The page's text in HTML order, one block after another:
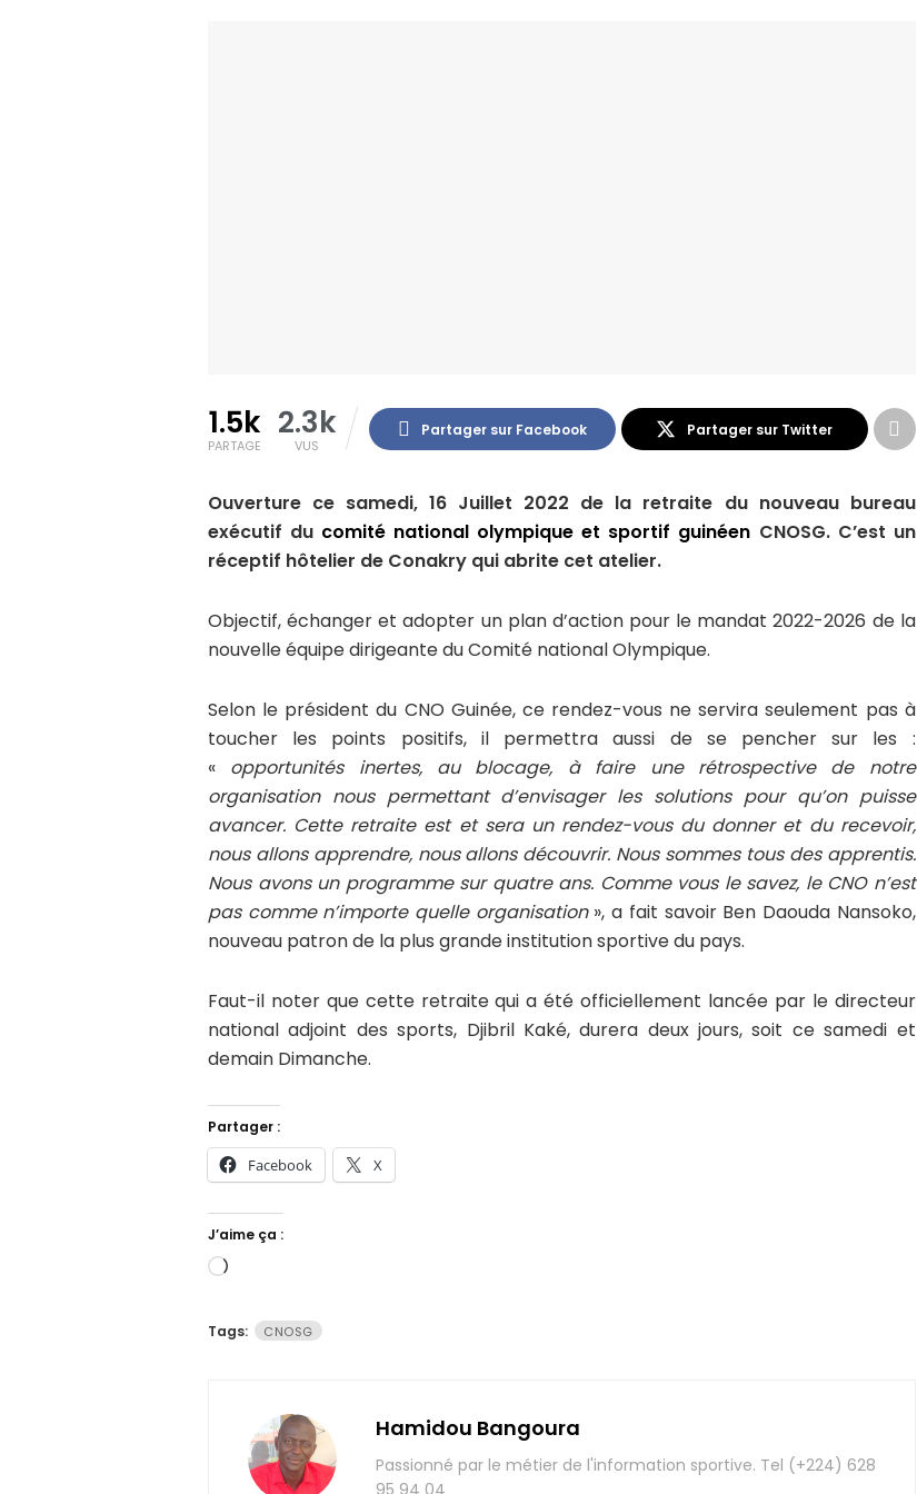
1.5k
PARTAGE
2.3k
VUS
Partager sur Facebook Partager sur Twitter
Ouverture ce samedi, 16 Juillet 2022 de la retraite du nouveau bureau
exécutif du comité national olympique et sportif guinéen CNOSG. C’est un
réceptif hôtelier de Conakry qui abrite cet atelier.
Objectif, échanger et adopter un plan d’action pour le mandat 2022-2026 de la
nouvelle équipe dirigeante du Comité national Olympique.
Selon le président du CNO Guinée, ce rendez-vous ne servira seulement pas à
toucher les points positifs, il permettra aussi de se pencher sur les :
« opportunités inertes, au blocage, à faire une rétrospective de notre
organisation nous permettant d’envisager les solutions pour qu’on puisse
avancer. Cette retraite est et sera un rendez-vous du donner et du recevoir,
nous allons apprendre, nous allons découvrir. Nous sommes tous des apprentis.
Nous avons un programme sur quatre ans. Comme vous le savez, le CNO n’est
pas comme n’importe quelle organisation », a fait savoir Ben Daouda Nansoko,
nouveau patron de la plus grande institution sportive du pays.
Faut-il noter que cette retraite qui a été officiellement lancée par le directeur
national adjoint des sports, Djibril Kaké, durera deux jours, soit ce samedi et
demain Dimanche.
Partager :
Facebook X
J’aime ça :
Chargement…
Tags: CNOSG
Hamidou Bangoura
Passionné par le métier de l'information sportive. Tel (+224) 628